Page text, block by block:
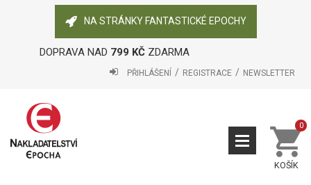
NA STRÁNKY FANTASTICKÉ EPOCHY
DOPRAVA NAD 799 KČZDARMA
PŘIHLÁŠENÍ REGISTRACE NEWSLETTER
KOŠÍK
0